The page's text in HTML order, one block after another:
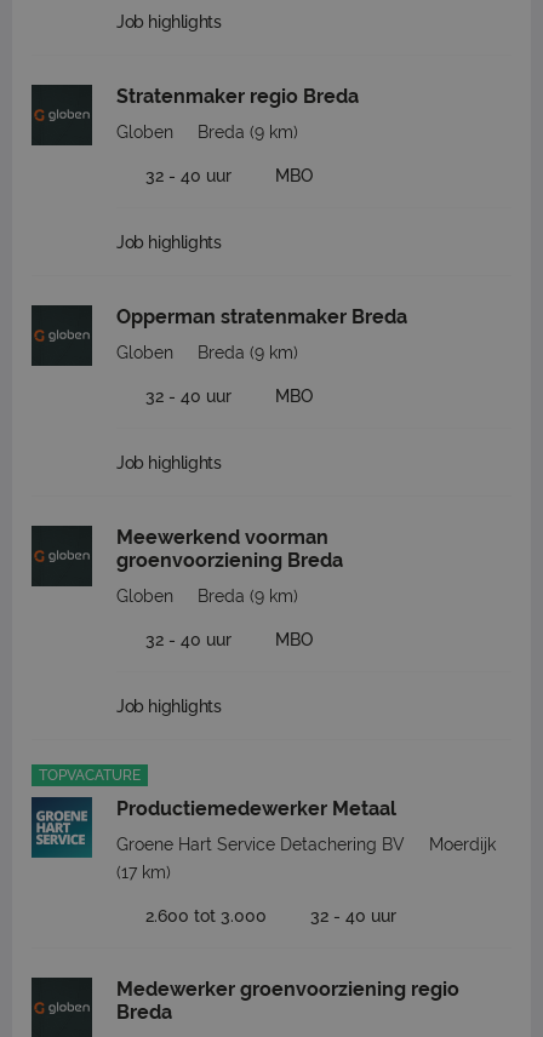
Job highlights
Stratenmaker regio Breda
Globen Breda (9 km)
32 - 40 uur MBO
Job highlights
Opperman stratenmaker Breda
Globen Breda (9 km)
32 - 40 uur MBO
Job highlights
Meewerkend voorman
groenvoorziening Breda
Globen Breda (9 km)
32 - 40 uur MBO
Job highlights
TOPVACATURE
Productiemedewerker Metaal
Groene Hart Service Detachering BV
Moerdijk
(17 km)
2.600 tot 3.000 32 - 40 uur
Medewerker groenvoorziening regio
Breda